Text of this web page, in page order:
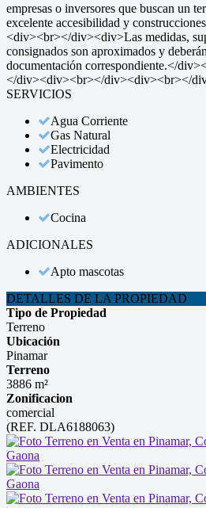
empresas o inversores que buscan un
excelente accesibilidad y
<div><br></div><div>Las medidas,
consignados son aproximados y
documentación correspondiente.</
</div><div><br></div><div><br></
SERVICIOS
Agua Corriente
Gas Natural
Electricidad
Pavimento
AMBIENTES
Cocina
ADICIONALES
Apto mascotas
DETALLES DE LA PROPIEDAD
Tipo de Propiedad
Terreno
Ubicación
Pinamar
Terreno
3886 m²
Zonificacion
comercial
(REF. DLA6188063)